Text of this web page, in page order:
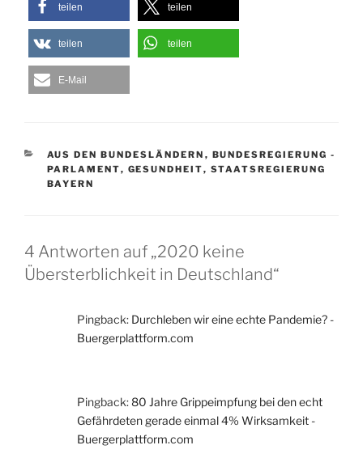
teilen teilen
teilen teilen
E-Mail
KATEGORIEN
AUS DEN BUNDESLÄNDERN , BUNDESREGIERUNG -
PARLAMENT, GESUNDHEIT, STAATSREGIERUNG
BAYERN
4 Antworten auf „2020 keine
Übersterblichkeit in Deutschland“
Pingback: Durchleben wir eine echte Pandemie? -
Buergerplattform.com
Pingback:80 Jahre Grippeimpfung bei den echt
Gefährdeten gerade einmal 4% Wirksamkeit -
Buergerplattform.com